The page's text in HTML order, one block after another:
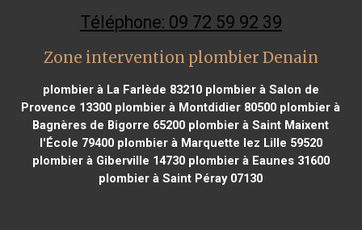
Téléphone: 09 72 59 92 39
Zone intervention plombier Denain
plombier à La Farlède 83210plombier à Salon de
Provence 13300 plombier à Montdidier 80500 plombier à
Bagnères de Bigorre 65200 plombier à Saint Maixent
l'École 79400plombier à Marquette lez Lille 59520
plombier à Giberville 14730plombier à Eaunes 31600
plombier à Saint Péray 07130